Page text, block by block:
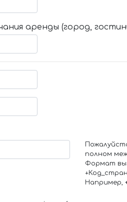
аренды (город,
полном
Формат
Например,